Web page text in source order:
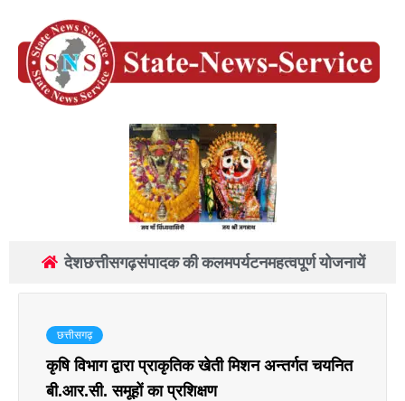
देशछत्तीसगढ़संपादक की कलमपर्यटनमहत्वपूर्ण योजनायें
छत्तीसगढ़
कृषि विभाग द्वारा प्राकृतिक खेती मिशन अन्तर्गत चयनित
बी.आर.सी. समूहों का प्रशिक्षण